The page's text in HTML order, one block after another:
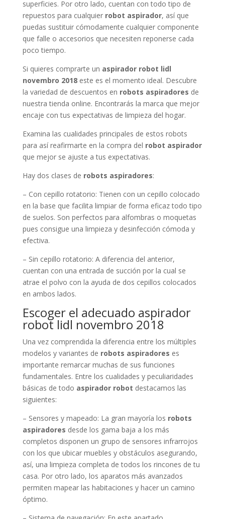
superficies. Por otro lado, cuentan con todo tipo de
repuestos para cualquier robot aspirador, así que
puedas sustituir cómodamente cualquier componente
que falle o accesorios que necesiten reponerse cada
poco tiempo.
Si quieres comprarte un aspirador robot lidl
novembro 2018este es el momento ideal. Descubre
la variedad de descuentos en robots aspiradores de
nuestra tienda online. Encontrarás la marca que mejor
encaje con tus expectativas de limpieza del hogar.
Examina las cualidades principales de estos robots
para así reafirmarte en la compra del robot aspirador
que mejor se ajuste a tus expectativas.
Hay dos clases de robots aspiradores:
– Con cepillo rotatorio: Tienen con un cepillo colocado
en la base que facilita limpiar de forma eficaz todo tipo
de suelos. Son perfectos para alfombras o moquetas
pues consigue una limpieza y desinfección cómoda y
efectiva.
– Sin cepillo rotatorio: A diferencia del anterior,
cuentan con una entrada de succión por la cual se
atrae el polvo con la ayuda de dos cepillos colocados
en ambos lados.
Escoger el adecuado aspirador
robot lidl novembro 2018
Una vez comprendida la diferencia entre los múltiples
modelos y variantes de robots aspiradores es
importante remarcar muchas de sus funciones
fundamentales. Entre los cualidades y peculiaridades
básicas de todo aspirador robot destacamos las
siguientes:
– Sensores y mapeado: La gran mayoría los robots
aspiradores desde los gama baja a los más
completos disponen un grupo de sensores infrarrojos
con los que ubicar muebles y obstáculos asegurando,
así, una limpieza completa de todos los rincones de tu
casa. Por otro lado, los aparatos más avanzados
permiten mapear las habitaciones y hacer un camino
óptimo.